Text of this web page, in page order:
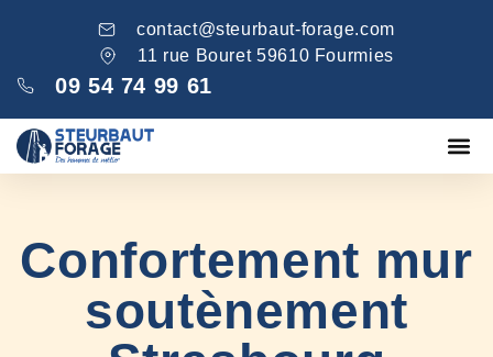
contact@steurbaut-forage.com
11 rue Bouret 59610 Fourmies
09 54 74 99 61
Confortement mur
soutènement